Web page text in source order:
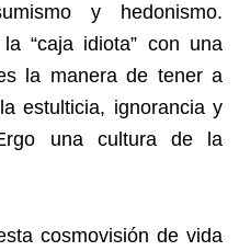
y hedonismo.
“caja idiota” con una
la manera de tener a
estulticia, ignorancia y
una cultura de la
cosmovisión de vida